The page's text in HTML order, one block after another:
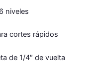
niveles
cortes rápidos
de 1/4″ de vuelta